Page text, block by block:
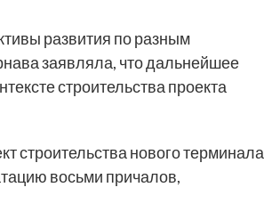
развития по разным
заявляла, что дальнейшее
строительства проекта
строительства нового терминала
восьми причалов,